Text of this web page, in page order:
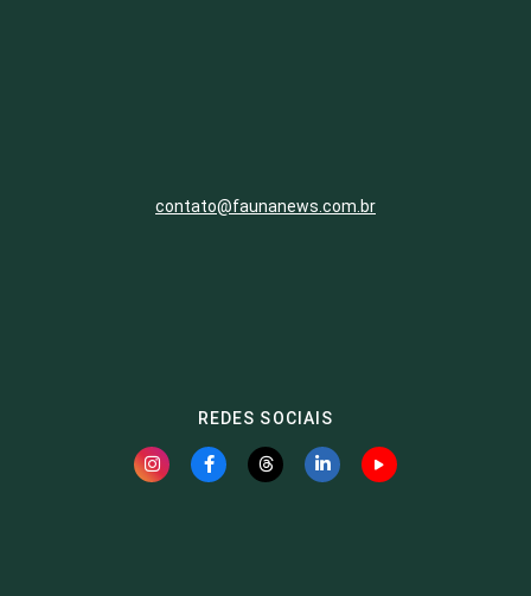
contato@faunanews.com.br
REDES SOCIAIS